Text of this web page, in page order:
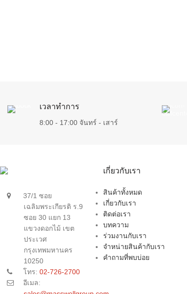
เวลาทำการ
8:00 - 17:00 จันทร์ - เสาร์
37/1 ซอย
เฉลิมพระเกียรติ ร.9
ซอย 30 แยก 13
แขวงดอกไม้ เขต
ประเวศ
กรุงเทพมหานคร
10250
โทร: 02-726-2700
อีเมล:
เกี่ยวกับเรา
สินค้าทั้งหมด
เกี่ยวกับเรา
ติดต่อเรา
บทความ
ร่วมงานกับเรา
จำหน่ายสินค้ากับเรา
คำถามที่พบบ่อย